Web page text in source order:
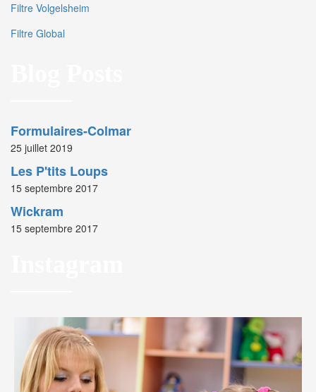
Filtre Volgelsheim
Filtre Global
Formulaires-Colmar
25 juillet 2019
Les P'tits Loups
15 septembre 2017
Wickram
15 septembre 2017